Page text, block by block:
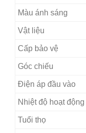
Màu ánh sáng
Vật liệu
Cấp bảo vệ
Góc chiếu
Điện áp đầu vào
Nhiệt độ hoạt động
Tuổi thọ